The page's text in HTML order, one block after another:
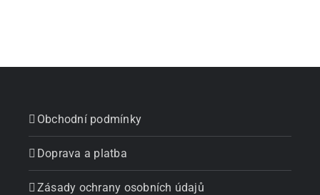
Obchodní podmínky
Doprava a platba
Zásady ochrany osobních údajů